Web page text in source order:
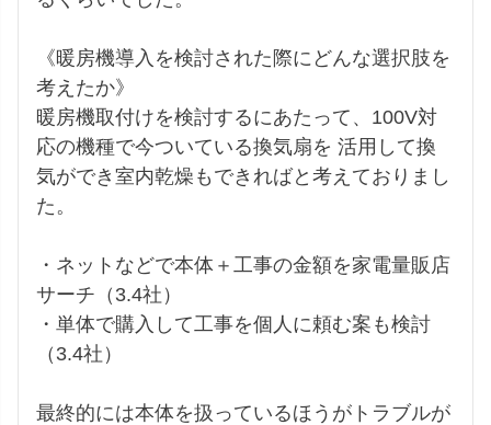
《暖房機導入を検討された際にどんな選択肢を
考えたか》
暖房機取付けを検討するにあたって、100V対
応の機種で今ついている換気扇を 活用して換
気ができ室内乾燥もできればと考えておりまし
た。
・ネットなどで本体＋工事の金額を家電量販店
サーチ（3.4社）
・単体で購入して工事を個人に頼む案も検討
（3.4社）
最終的には本体を扱っているほうがトラブルが